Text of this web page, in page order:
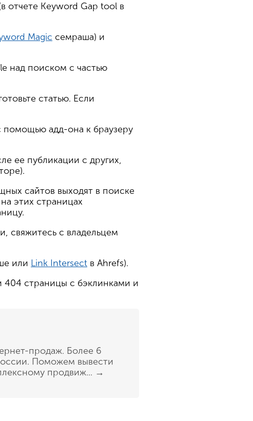
отчете Keyword Gap tool в
Magic семраша) и
над поиском с частью
статью. Если
помощью адд-она к браузеру
ее публикации с других,
сайтов выходят в поиске
этих страницах
свяжитесь с владельцем
или Link Intersect в Ahrefs).
404 страницы с бэклинками и
продаж. Более 6
Поможем вывести
продвиж... →